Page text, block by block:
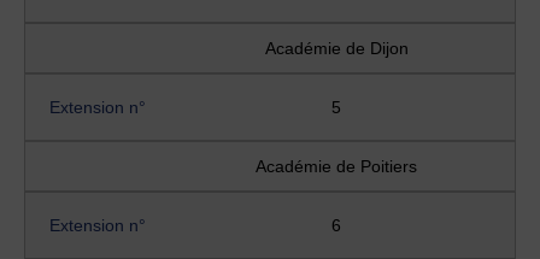
Académie de Dijon
Extension n° 5
Académie de Poitiers
Extension n° 6